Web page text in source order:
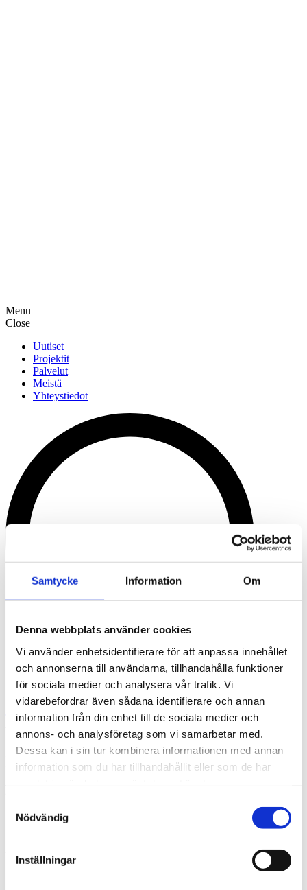
Samtycke Information Om
Denna webbplats använder cookies
Vi använder enhetsidentifierare för att anpassa innehållet
och annonserna till användarna, tillhandahålla funktioner
för sociala medier och analysera vår trafik. Vi
vidarebefordrar även sådana identifierare och annan
information från din enhet till de sociala medier och
annons- och analysföretag som vi samarbetar med.
Dessa kan i sin tur kombinera informationen med annan
information som du har tillhandahållit eller som de har
Nödvändig
Inställningar
Menu
Close
Uutiset
Projektit
Palvelut
Meistä
Yhteystiedot
Tengbom Ruotsi
What are you looking for?
Etsi
Iida Räsänen
Alatunniste